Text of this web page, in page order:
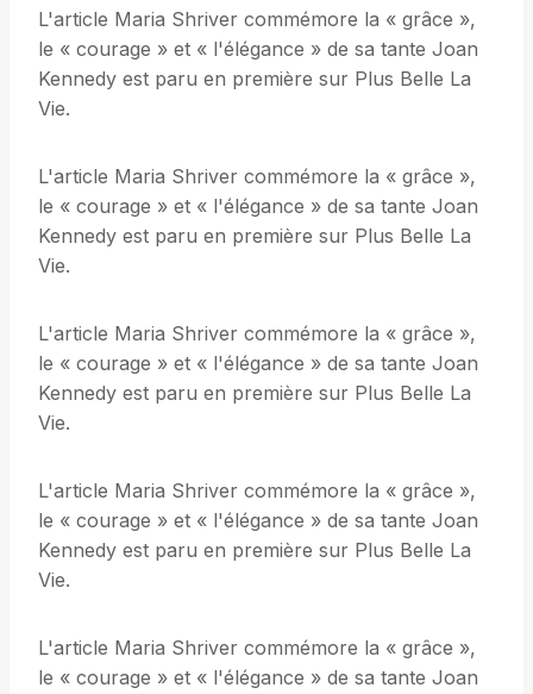
L'article Maria Shriver commémore la « grâce »,
le « courage » et « l'élégance » de sa tante Joan
Kennedy est paru en première sur Plus Belle La
Vie.
L'article Maria Shriver commémore la « grâce »,
le « courage » et « l'élégance » de sa tante Joan
Kennedy est paru en première sur Plus Belle La
Vie.
L'article Maria Shriver commémore la « grâce »,
le « courage » et « l'élégance » de sa tante Joan
Kennedy est paru en première sur Plus Belle La
Vie.
L'article Maria Shriver commémore la « grâce »,
le « courage » et « l'élégance » de sa tante Joan
Kennedy est paru en première sur Plus Belle La
Vie.
L'article Maria Shriver commémore la « grâce »,
le « courage » et « l'élégance » de sa tante Joan